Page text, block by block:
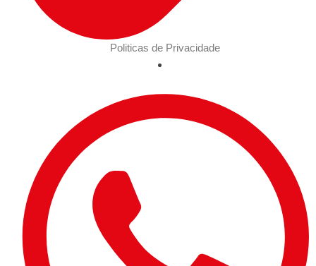
Politicas de Privacidade